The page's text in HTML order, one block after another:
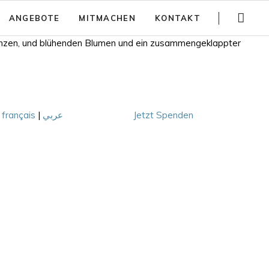
überspringen
ANGEBOTE
Gartenführungen
Kinder Aktivitäten
MITMACHEN KONTAKT
Spenden
Häufig gestellte Fragen
français | عربي Jetzt Spenden